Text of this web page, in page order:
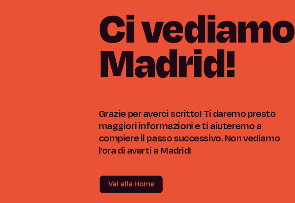
Civediamo
Madrid!
Grazie per averci scritto! Ti daremo presto
maggiori informazioni e ti aiuteremo a
compiere il passo successivo. Non vediamo
l'ora di averti a Madrid!
Vai alla Home